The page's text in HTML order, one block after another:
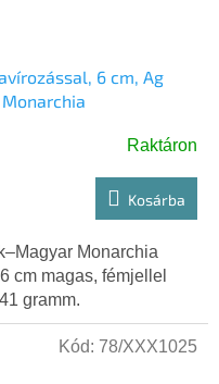
6 cm, Ag
Raktáron
Kosárba
Monarchia
cm magas, fémjellel
gramm.
Kód: 78/XXX1025